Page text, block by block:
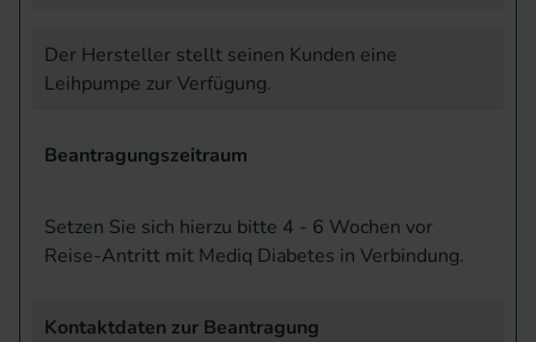
Der Hersteller stellt seinen Kunden eine
Leihpumpe zur Verfügung.
Beantragungszeitraum
Setzen Sie sich hierzu bitte 4 - 6 Wochen vor
Reise-Antritt mit Mediq Diabetes in Verbindung.
Kontaktdaten zur Beantragung